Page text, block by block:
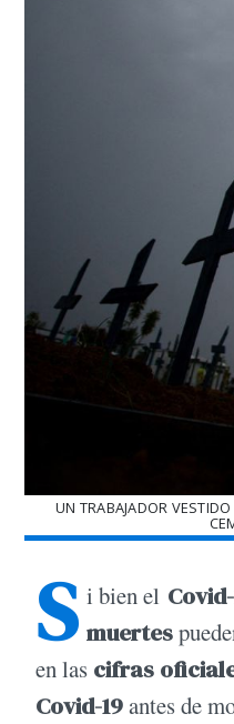
UN TRABAJADOR
S i bien el
muertes
en las cifras
Covid-19antes de